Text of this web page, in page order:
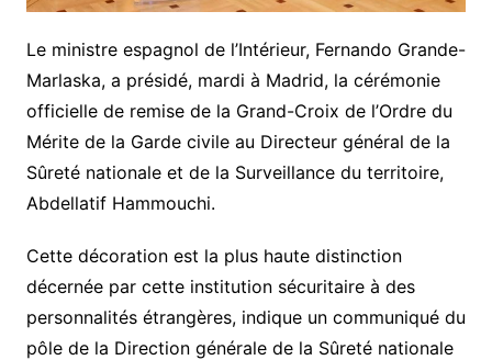
Le ministre espagnol de l’Intérieur, Fernando Grande-
Marlaska, a présidé, mardi à Madrid, la cérémonie
officielle de remise de la Grand-Croix de l’Ordre du
Mérite de la Garde civile au Directeur général de la
Sûreté nationale et de la Surveillance du territoire,
Abdellatif Hammouchi.
Cette décoration est la plus haute distinction
décernée par cette institution sécuritaire à des
personnalités étrangères, indique un communiqué du
pôle de la Direction générale de la Sûreté nationale